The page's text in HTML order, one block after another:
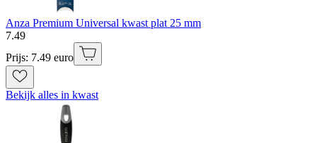
Anza Premium Universal kwast plat 25 mm
7.49
Prijs: 7.49 euro
Bekijk alles in kwast